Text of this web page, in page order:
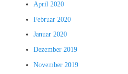
April 2020
Februar 2020
Januar 2020
Dezember 2019
November 2019